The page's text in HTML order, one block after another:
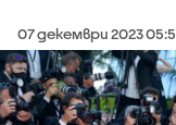
07 декември 2023